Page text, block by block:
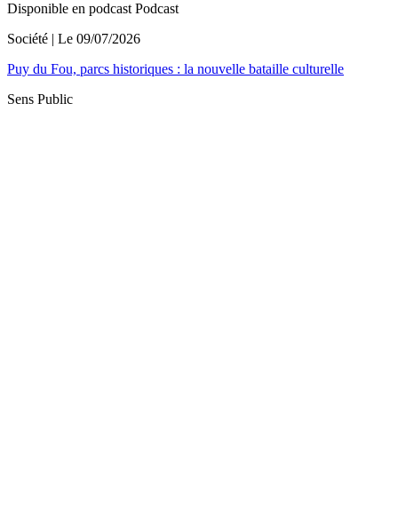
Disponible en podcast Podcast
Société | Le 09/07/2026
Puy du Fou, parcs historiques : la nouvelle bataille culturelle
Sens Public